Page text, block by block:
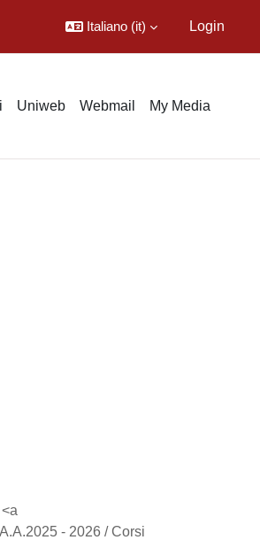
Italiano ‎(it)‎ Login
Uniweb Webmail My Media
- 2026 / Corsi